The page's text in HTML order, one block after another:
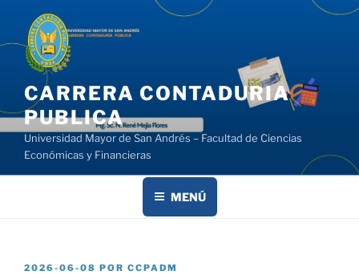
contenido
CARRERA CONTADURIA
PUBLICA
Universidad Mayor de San Andrés – Facultad de Ciencias
Económicas y Financieras
MENÚ
PUBLICADO
2026-06-08 POR CCPADM